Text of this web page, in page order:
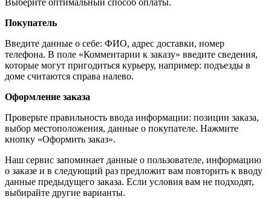
Выберите оптимальный способ оплаты.
Покупатель
Введите данные о себе: ФИО, адрес доставки, номер
телефона. В поле «Комментарии к заказу» введите сведения,
которые могут пригодиться курьеру, например: подъезды в
доме считаются справа налево.
Оформление заказа
Проверьте правильность ввода информации: позиции заказа,
выбор местоположения, данные о покупателе. Нажмите
кнопку «Оформить заказ».
Наш сервис запоминает данные о пользователе, информацию
о заказе и в следующий раз предложит вам повторить к вводу
данные предыдущего заказа. Если условия вам не подходят,
выбирайте другие варианты.